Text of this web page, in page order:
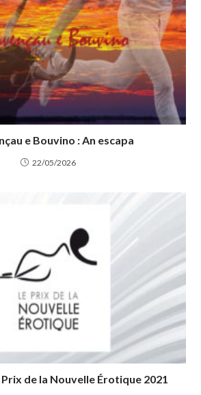
e Bouvino : An escapa
22/05/2026
de la Nouvelle Érotique 2021